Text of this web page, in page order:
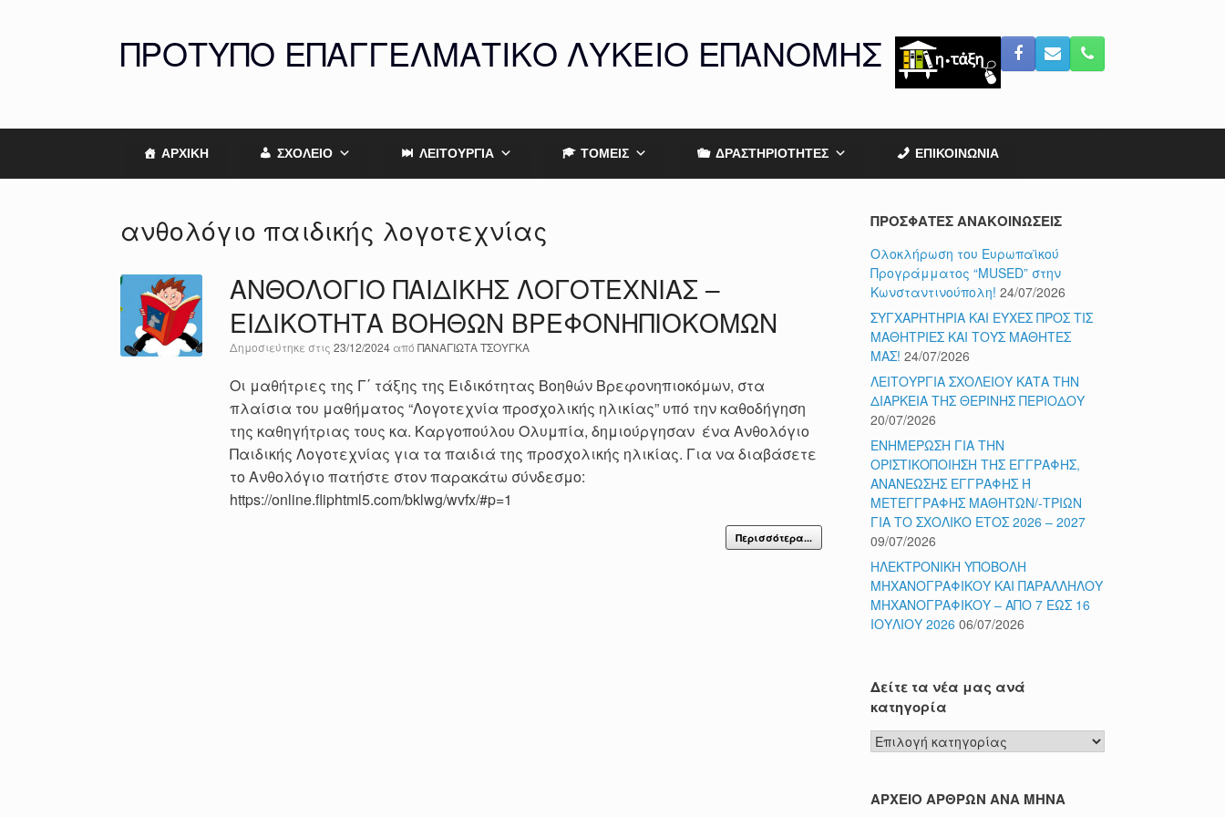
ΠΡΟΤΥΠΟ ΕΠΑΓΓΕΛΜΑΤΙΚΟ ΛΥΚΕΙΟ ΕΠΑΝΟΜΗΣ
ΑΡΧΙΚΗ ΣΧΟΛΕΙΟ ΛΕΙΤΟΥΡΓΙΑ ΤΟΜΕΙΣ ΔΡΑΣΤΗΡΙΟΤΗΤΕΣ ΕΠΙΚΟΙΝΩΝΙΑ
ανθολόγιο παιδικής λογοτεχνίας
ΑΝΘΟΛΟΓΙΟ ΠΑΙΔΙΚΗΣ ΛΟΓΟΤΕΧΝΙΑΣ –
ΕΙΔΙΚΟΤΗΤΑ ΒΟΗΘΩΝ ΒΡΕΦΟΝΗΠΙΟΚΟΜΩΝ
Δημοσιεύτηκε στις23/12/2024 απόΠΑΝΑΓΙΩΤΑ ΤΣΟΥΓΚΑ
Οι μαθήτριες της Γ΄ τάξης της Ειδικότητας Βοηθών Βρεφονηπιοκόμων, στα
πλαίσια του μαθήματος “Λογοτεχνία προσχολικής ηλικίας” υπό την καθοδήγηση
της καθηγήτριας τους κα. Καργοπούλου Ολυμπία, δημιούργησαν ένα Ανθολόγιο
Παιδικής Λογοτεχνίας για τα παιδιά της προσχολικής ηλικίας. Για να διαβάσετε
το Ανθολόγιο πατήστε στον παρακάτω σύνδεσμο:
https://online.fliphtml5.com/bklwg/wvfx/#p=1
Περισσότερα...
ΠΡΟΣΦΑΤΕΣ ΑΝΑΚΟΙΝΩΣΕΙΣ
Ολοκλήρωση του Ευρωπαϊκού
Προγράμματος “MUSED” στην
Κωνσταντινούπολη! 24/07/2026
ΣΥΓΧΑΡΗΤΗΡΙΑ ΚΑΙ ΕΥΧΕΣ ΠΡΟΣ ΤΙΣ
ΜΑΘΗΤΡΙΕΣ ΚΑΙ ΤΟΥΣ ΜΑΘΗΤΕΣ
ΜΑΣ! 24/07/2026
ΛΕΙΤΟΥΡΓΙΑ ΣΧΟΛΕΙΟΥ ΚΑΤΑ ΤΗΝ
ΔΙΑΡΚΕΙΑ ΤΗΣ ΘΕΡΙΝΗΣ ΠΕΡΙΟΔΟΥ
20/07/2026
ΕΝΗΜΕΡΩΣΗ ΓΙΑ ΤΗΝ
ΟΡΙΣΤΙΚΟΠΟΙΗΣΗ ΤΗΣ ΕΓΓΡΑΦΗΣ,
ΑΝΑΝΕΩΣΗΣ ΕΓΓΡΑΦΗΣ Ή
ΜΕΤΕΓΓΡΑΦΗΣ ΜΑΘΗΤΩΝ/-ΤΡΙΩΝ
ΓΙΑ ΤΟ ΣΧΟΛΙΚΟ ΕΤΟΣ 2026 – 2027
09/07/2026
ΗΛΕΚΤΡΟΝΙΚΗ ΥΠΟΒΟΛΗ
ΜΗΧΑΝΟΓΡΑΦΙΚΟΥ ΚΑΙ ΠΑΡΑΛΛΗΛΟΥ
ΜΗΧΑΝΟΓΡΑΦΙΚΟΥ – ΑΠΟ 7 ΕΩΣ 16
ΙΟΥΛΙΟΥ 2026 06/07/2026
Δείτε τα νέα μας ανά
κατηγορία
Δείτε
τα
μας
ΑΡΧΕΙΟ ΑΡΘΡΩΝ ΑΝΑ ΜΗΝΑ